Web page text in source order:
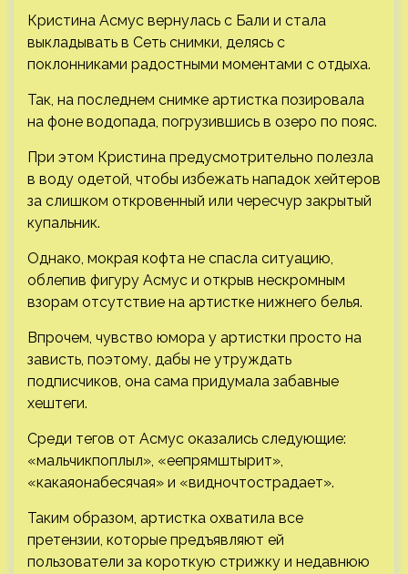
Кристина Асмус вернулась с Бали и стала
выкладывать в Сеть снимки, делясь с
поклонниками радостными моментами с отдыха.
Так, на последнем снимке артистка позировала
на фоне водопада, погрузившись в озеро по пояс.
При этом Кристина предусмотрительно полезла
в воду одетой, чтобы избежать нападок хейтеров
за слишком откровенный или чересчур закрытый
купальник.
Однако, мокрая кофта не спасла ситуацию,
облепив фигуру Асмус и открыв нескромным
взорам отсутствие на артистке нижнего белья.
Впрочем, чувство юмора у артистки просто на
зависть, поэтому, дабы не утруждать
подписчиков, она сама придумала забавные
хештеги.
Среди тегов от Асмус оказались следующие:
«мальчикпоплыл», «еепрямштырит»,
«какаяонабесячая» и «видночтострадает».
Таким образом, артистка охватила все
претензии, которые предъявляют ей
пользователи за короткую стрижку и недавнюю